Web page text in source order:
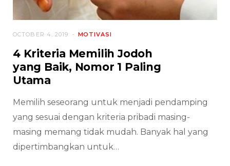
MOTIVASI
OCTOBER 4, 2019
4 Kriteria Memilih Jodoh
yang Baik, Nomor 1 Paling
Utama
Memilih seseorang untuk menjadi pendamping
yang sesuai dengan kriteria pribadi masing-
masing memang tidak mudah. Banyak hal yang
dipertimbangkan untuk…